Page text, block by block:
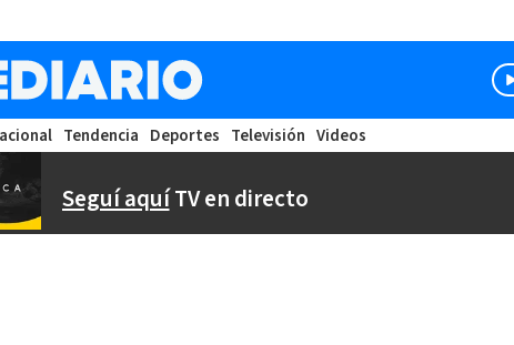
Tendencia Deportes Televisión Videos
Seguí aquíTV en directo